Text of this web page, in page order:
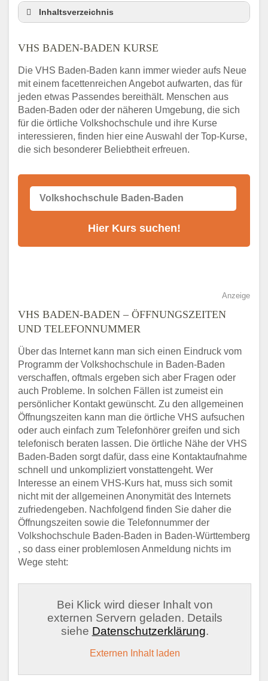
Inhaltsverzeichnis
VHS Baden-Baden Kurse
Telefonnummer
Stellenangebote der Volkshochschule
Baden-Baden
Online-Kurse – Alternative Angebote zum
VHS-Kurs
Alternativen zum VHS Programm 2026 in
VHS BADEN-BADEN KURSE
Die VHS Baden-Baden kann immer wieder aufs Neue
mit einem facettenreichen Angebot aufwarten, das für
jeden etwas Passendes bereithält. Menschen aus
Baden-Baden oder der näheren Umgebung, die sich
für die örtliche Volkshochschule und ihre Kurse
interessieren, finden hier eine Auswahl der Top-Kurse,
die sich besonderer Beliebtheit erfreuen.
Anzeige
VHS BADEN-BADEN – ÖFFNUNGSZEITEN
UND TELEFONNUMMER
Über das Internet kann man sich einen Eindruck vom
Programm der Volkshochschule in Baden-Baden
verschaffen, oftmals ergeben sich aber Fragen oder
auch Probleme. In solchen Fällen ist zumeist ein
persönlicher Kontakt gewünscht. Zu den allgemeinen
Öffnungszeiten kann man die örtliche VHS aufsuchen
oder auch einfach zum Telefonhörer greifen und sich
telefonisch beraten lassen. Die örtliche Nähe der VHS
Baden-Baden sorgt dafür, dass eine Kontaktaufnahme
schnell und unkompliziert vonstattengeht. Wer
Interesse an einem VHS-Kurs hat, muss sich somit
nicht mit der allgemeinen Anonymität des Internets
zufriedengeben. Nachfolgend finden Sie daher die
Öffnungszeiten sowie die Telefonnummer der
Volkshochschule Baden-Baden in Baden-Württemberg
, so dass einer problemlosen Anmeldung nichts im
Wege steht:
Bei Klick wird dieser Inhalt von
externen Servern geladen. Details
siehe Datenschutzerklärung.
Externen Inhalt laden